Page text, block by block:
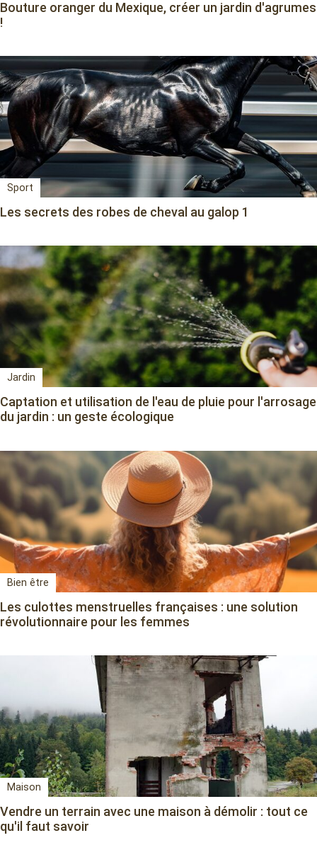
Bouture oranger du Mexique, créer un jardin d'agrumes
!
Sport
Les secrets des robes de cheval au galop 1
Jardin
Captation et utilisation de l'eau de pluie pour l'arrosage
du jardin : un geste écologique
Bien être
Les culottes menstruelles françaises : une solution
révolutionnaire pour les femmes
Maison
Vendre un terrain avec une maison à démolir : tout ce
qu'il faut savoir